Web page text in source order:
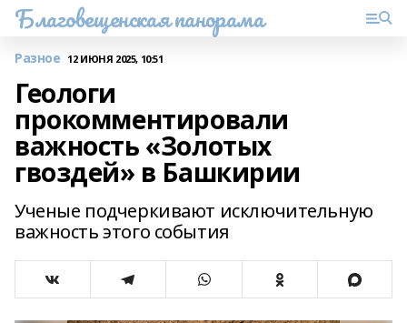
Благовещенская панорама
Разное 12 ИЮНЯ 2025, 10:51
Геологи
прокомментировали
важность «Золотых
гвоздей» в Башкирии
Ученые подчеркивают исключительную
важность этого события